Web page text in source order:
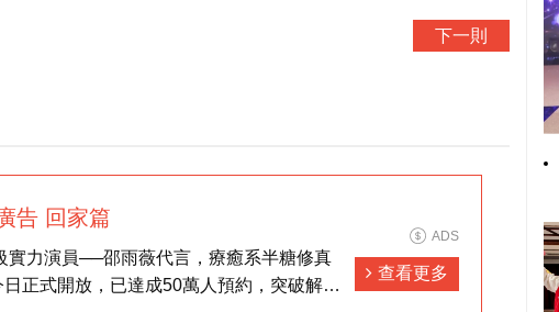
下一則
告 回家篇
實力演員──邵雨薇代言，療癒系半糖修真
正式開放，已達成50萬人預約，突破解鎖
ADS
查看更多